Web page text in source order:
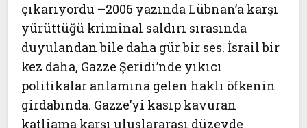
çıkarıyordu –2006 yazında Lübnan’a karşı
yürüttüğü kriminal saldırı sırasında
duyulandan bile daha gür bir ses. İsrail bir
kez daha, Gazze Şeridi’nde yıkıcı
politikalar anlamına gelen haklı öfkenin
girdabında. Gazze’yi kasıp kavuran
katliama karşı uluslararası düzeyde